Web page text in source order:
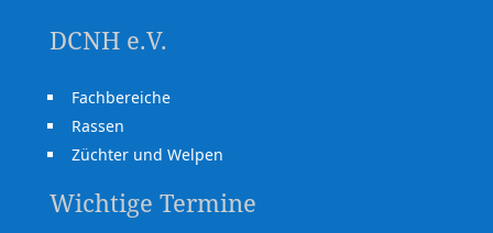
DCNH e.V.
Fachbereiche
Rassen
Züchter und Welpen
Wichtige Termine